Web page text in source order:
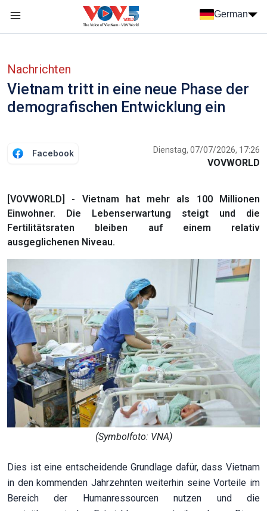
German
Nachrichten
Vietnam tritt in eine neue Phase der
demografischen Entwicklung ein
Facebook Dienstag, 07/07/2026, 17:26
VOVWORLD
[VOVWORLD] - Vietnam hat mehr als 100 Millionen
Einwohner. Die Lebenserwartung steigt und die
Fertilitätsraten bleiben auf einem relativ
ausgeglichenen Niveau.
(Symbolfoto: VNA)
Dies ist eine entscheidende Grundlage dafür, dass Vietnam
in den kommenden Jahrzehnten weiterhin seine Vorteile im
Bereich der Humanressourcen nutzen und die